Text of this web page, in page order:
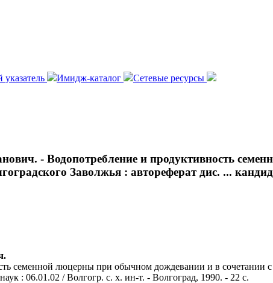
Имидж-каталог
Сетевые ресурсы
- Водопотребление и продуктивность
Заволжья : автореферат дис. ...
семенной люцерны при обычном дождевании и в сочетании
: 06.01.02 / Волгогр. с. х. ин-т. - Волгоград, 1990. - 22 с.